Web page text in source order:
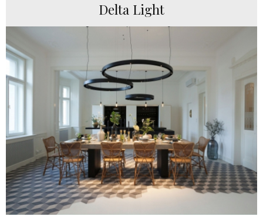
Delta Light